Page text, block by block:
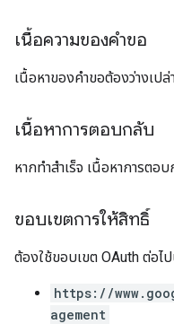
เนื้อความของคำขอ
เนื้อหาของคำขอต้องว่างเปล่
เนื้อหาการตอบกลับ
หากทำสำเร็จ เนื้อหาการตอ
ขอบเขตการให้สิทธิ์
ต้องใช้ขอบเขต OAuth ต่อไ
https://
agement